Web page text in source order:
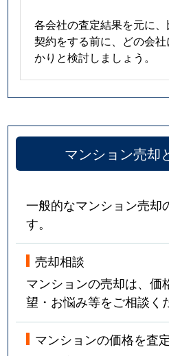
各会社の査定結果を元に、
契約をする前に、どの会
かりと検討しましょう。
マンション売却
一般的なマンション売却
す。
売却相談
マンションの売却は、価
望・お悩み等をご相談く
マンションの価格を査定